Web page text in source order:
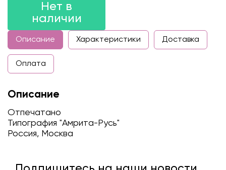
Нет в
наличии
Описание Характеристики Доставка
Оплата
Описание
Отпечатано
Типография "Амрита-Русь"
Россия, Москва